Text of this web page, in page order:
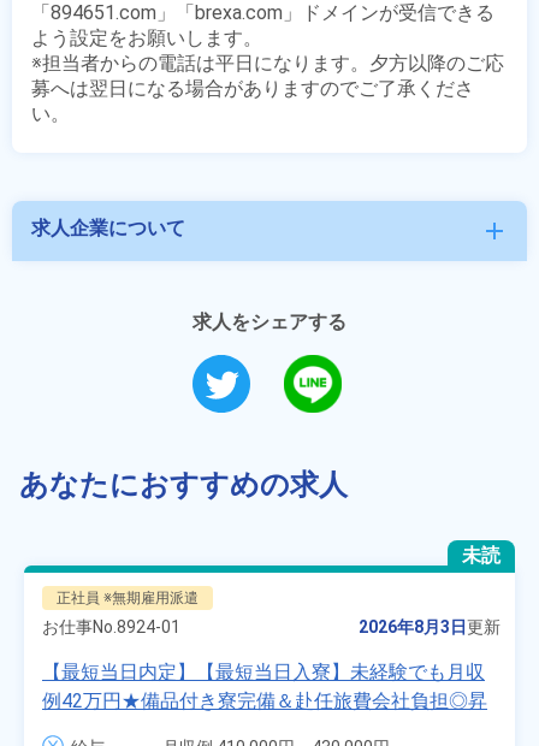
「894651.com」「brexa.com」ドメインが受信できる
よう設定をお願いします。
※担当者からの電話は平日になります。夕方以降のご応
募へは翌日になる場合がありますのでご了承くださ
求人企業について add
求人をシェアする
あなたにおすすめの求人
未読
正社員 ※無期雇用派遣
お仕事No. 8924-01 2026年8月3日更新
【最短当日内定】【最短当日入寮】未経験でも月収
例42万円★備品付き寮完備＆赴任旅費会社負担◎昇
給・業績賞与あり！組立や塗装など自動車製造の各